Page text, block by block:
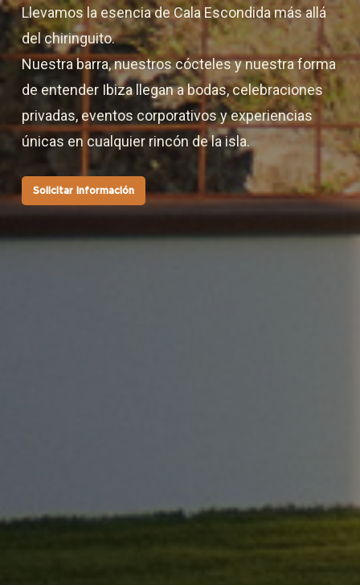
Llevamos la esencia de Cala Escondida más allá
del chiringuito.
Nuestra barra, nuestros cócteles y nuestra forma
de entender Ibiza llegan a bodas, celebraciones
privadas, eventos corporativos y experiencias
únicas en cualquier rincón de la isla.
Solicitar información